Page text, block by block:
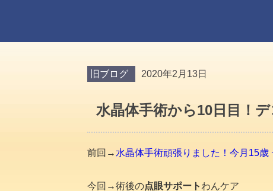
旧ブログ 2020年2月13日
水晶体手術から10日目！
前回→ 水晶体手術頑張りました！今月15
今回→術後の点眼サポート わんケア